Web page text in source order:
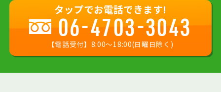
タップでお電話できます!
06-4703-3043
【電話受付】8:00〜18:00(日曜日除く)